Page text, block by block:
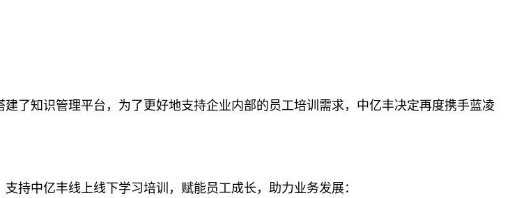
了知识管理平台，为了更好地支持企业内部的员工培训需求，中亿丰决定再度携手蓝凌
持中亿丰线上线下学习培训，赋能员工成长，助力业务发展：